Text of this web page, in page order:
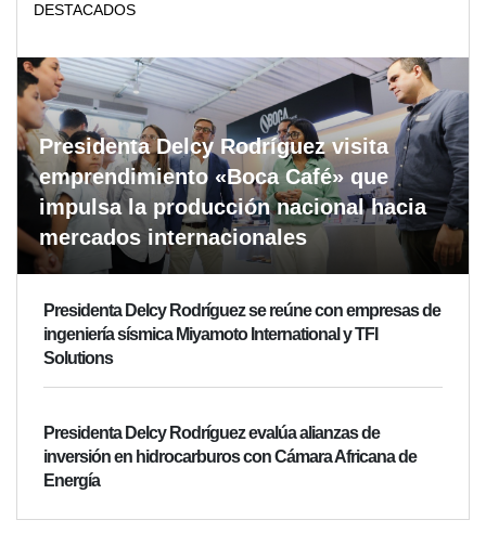
DESTACADOS
Presidenta Delcy Rodríguez visita
emprendimiento «Boca Café» que
impulsa la producción nacional hacia
mercados internacionales
Presidenta Delcy Rodríguez se reúne con empresas de
ingeniería sísmica Miyamoto International y TFI
Solutions
Presidenta Delcy Rodríguez evalúa alianzas de
inversión en hidrocarburos con Cámara Africana de
Energía